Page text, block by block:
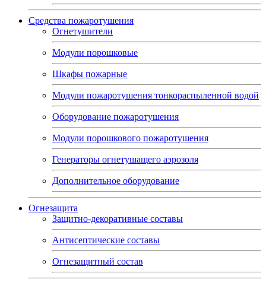
Средства пожаротушения
Огнетушители
Модули порошковые
Шкафы пожарные
Модули пожаротушения тонкораспыленной водой
Оборудование пожаротушения
Модули порошкового пожаротушения
Генераторы огнетушащего аэрозоля
Дополнительное оборудование
Огнезащита
Защитно-декоративные составы
Антисептические составы
Огнезащитный состав